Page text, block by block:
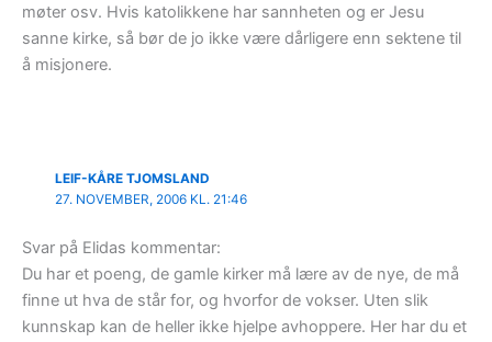
møter osv. Hvis katolikkene har sannheten og er Jesu
sanne kirke, så bør de jo ikke være dårligere enn sektene til
å misjonere.
LEIF-KÅRE TJOMSLAND
27. NOVEMBER, 2006 KL. 21:46
Svar på Elidas kommentar:
Du har et poeng, de gamle kirker må lære av de nye, de må
finne ut hva de står for, og hvorfor de vokser. Uten slik
kunnskap kan de heller ikke hjelpe avhoppere. Her har du et